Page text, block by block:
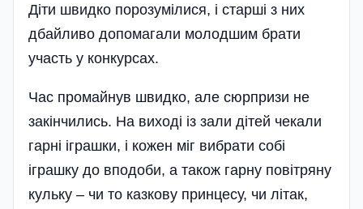
Діти швидко порозумілися, і старші з них
дбайливо допомагали молодшим брати
участь у конкурсах.
Час промайнув швидко, але сюрпризи не
закінчились. На виході із зали дітей чекали
гарні іграшки, і кожен міг вибрати собі
іграшку до вподоби, а також гарну повітряну
кульку – чи то казкову принцесу, чи літак,